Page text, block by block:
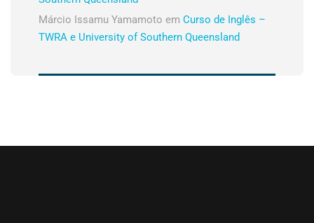
Márcio Issamu Yamamoto em Curso de Inglês –
TWRA e University of Southern Queensland